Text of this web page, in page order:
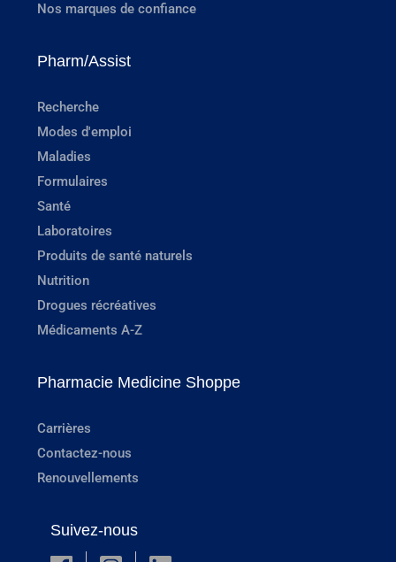
Nos marques de confiance
Pharm/Assist
Recherche
Modes d'emploi
Maladies
Formulaires
Santé
Laboratoires
Produits de santé naturels
Nutrition
Drogues récréatives
Médicaments A-Z
Pharmacie Medicine Shoppe
Carrières
Contactez-nous
Renouvellements
Suivez-nous